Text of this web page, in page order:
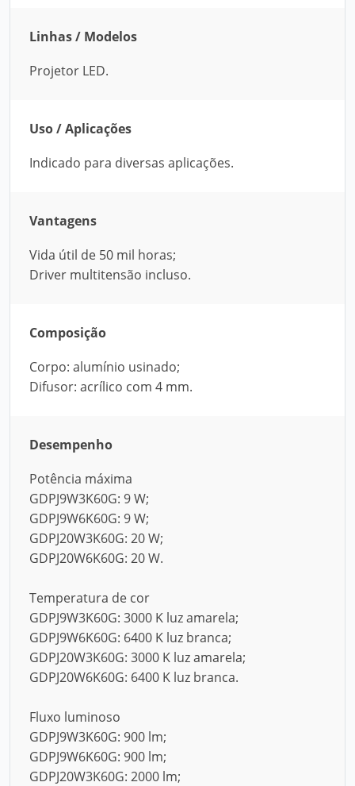
Linhas / Modelos
Projetor LED.
Uso / Aplicações
Indicado para diversas aplicações.
Vantagens
Vida útil de 50 mil horas;
Driver multitensão incluso.
Composição
Corpo: alumínio usinado;
Difusor: acrílico com 4 mm.
Desempenho
Potência máxima
GDPJ9W3K60G: 9 W;
GDPJ9W6K60G: 9 W;
GDPJ20W3K60G: 20 W;
GDPJ20W6K60G: 20 W.
Temperatura de cor
GDPJ9W3K60G: 3000 K luz amarela;
GDPJ9W6K60G: 6400 K luz branca;
GDPJ20W3K60G: 3000 K luz amarela;
GDPJ20W6K60G: 6400 K luz branca.
Fluxo luminoso
GDPJ9W3K60G: 900 lm;
GDPJ9W6K60G: 900 lm;
GDPJ20W3K60G: 2000 lm;